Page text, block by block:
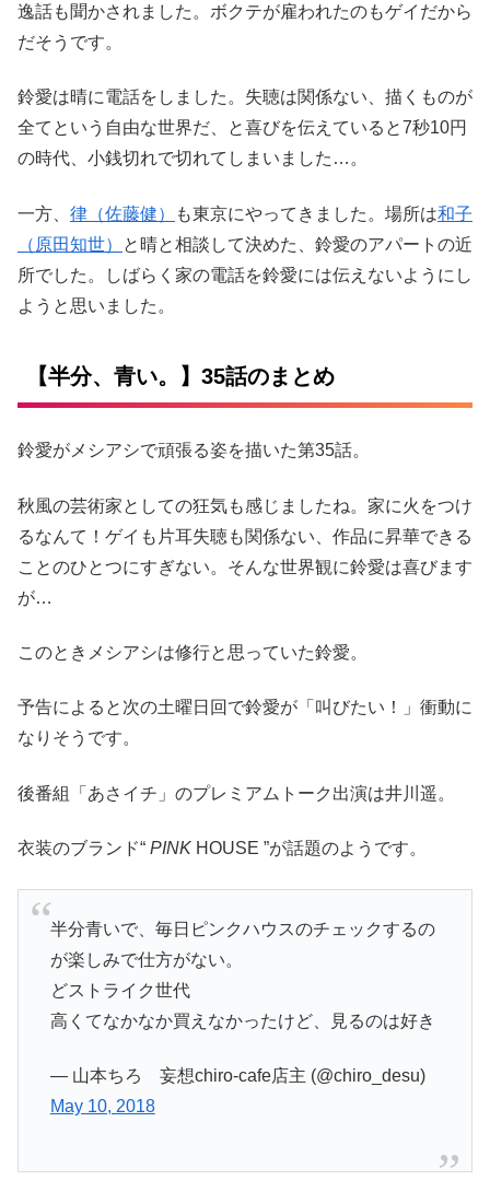
逸話も聞かされました。ボクテが雇われたのもゲイだから
だそうです。
鈴愛は晴に電話をしました。失聴は関係ない、描くものが
全てという自由な世界だ、と喜びを伝えていると7秒10円
の時代、小銭切れで切れてしまいました…。
一方、 律（佐藤健） も東京にやってきました。場所は和子
（原田知世）
と晴と相談して決めた、鈴愛のアパートの近
所でした。しばらく家の電話を鈴愛には伝えないようにし
ようと思いました。
【半分、青い。】35話のまとめ
鈴愛がメシアシで頑張る姿を描いた第35話。
秋風の芸術家としての狂気も感じましたね。家に火をつけ
るなんて！ゲイも片耳失聴も関係ない、作品に昇華できる
ことのひとつにすぎない。そんな世界観に鈴愛は喜びます
が…
このときメシアシは修行と思っていた鈴愛。
予告によると次の土曜日回で鈴愛が「叫びたい！」衝動に
なりそうです。
後番組「あさイチ」のプレミアムトーク出演は井川遥。
衣装のブランド“ PINK HOUSE ”が話題のようです。
半分青いで、毎日ピンクハウスのチェックするの
が楽しみで仕方がない。
どストライク世代
高くてなかなか買えなかったけど、見るのは好き
— 山本ちろ 妄想chiro-cafe店主 (@chiro_desu)
May 10, 2018